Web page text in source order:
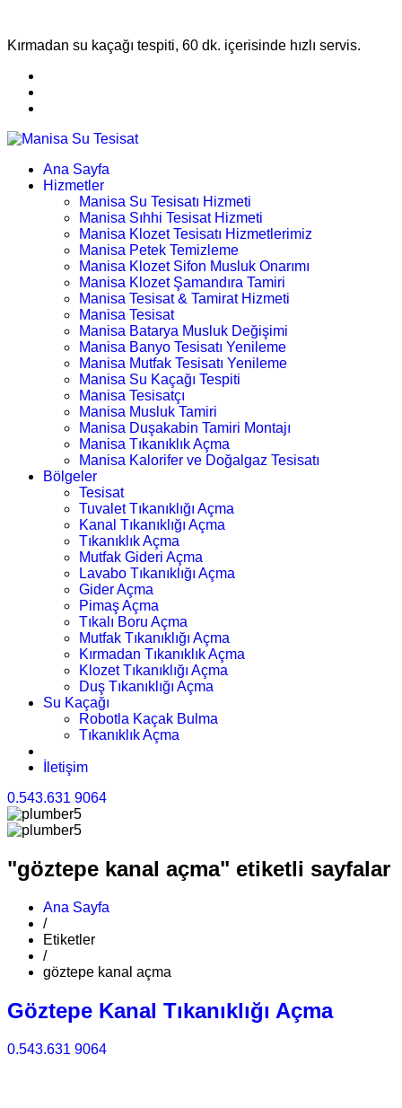
Kırmadan su kaçağı tespiti, 60 dk. içerisinde hızlı servis.
Ana Sayfa
Hizmetler
Manisa Su Tesisatı Hizmeti
Manisa Sıhhi Tesisat Hizmeti
Manisa Klozet Tesisatı Hizmetlerimiz
Manisa Petek Temizleme
Manisa Klozet Sifon Musluk Onarımı
Manisa Klozet Şamandıra Tamiri
Manisa Tesisat & Tamirat Hizmeti
Manisa Tesisat
Manisa Batarya Musluk Değişimi
Manisa Banyo Tesisatı Yenileme
Manisa Mutfak Tesisatı Yenileme
Manisa Su Kaçağı Tespiti
Manisa Tesisatçı
Manisa Musluk Tamiri
Manisa Duşakabin Tamiri Montajı
Manisa Tıkanıklık Açma
Manisa Kalorifer ve Doğalgaz Tesisatı
Bölgeler
Tesisat
Tuvalet Tıkanıklığı Açma
Kanal Tıkanıklığı Açma
Tıkanıklık Açma
Mutfak Gideri Açma
Lavabo Tıkanıklığı Açma
Gider Açma
Pimaş Açma
Tıkalı Boru Açma
Mutfak Tıkanıklığı Açma
Kırmadan Tıkanıklık Açma
Klozet Tıkanıklığı Açma
Duş Tıkanıklığı Açma
Su Kaçağı
Robotla Kaçak Bulma
Tıkanıklık Açma
İletişim
0.543.631 9064
"göztepe kanal açma" etiketli sayfalar
Ana Sayfa
/
Etiketler
/
göztepe kanal açma
Göztepe Kanal Tıkanıklığı Açma
0.543.631 9064